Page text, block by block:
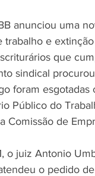
anunciou uma
trabalho e
que
sindical
foram
Público do
Comissão de
o juiz Antonio
o pedido